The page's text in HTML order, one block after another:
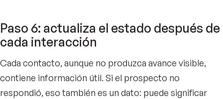
Paso 6: actualiza el estado después de
cada interacción
Cada contacto, aunque no produzca avance visible,
contiene información útil. Si el prospecto no
respondió, eso también es un dato: puede significar